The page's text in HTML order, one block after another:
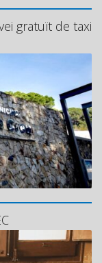
gratuït de taxi